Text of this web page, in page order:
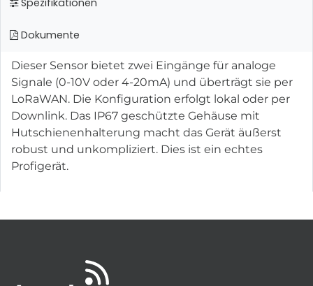
Dokumente
Dieser Sensor bietet zwei Eingänge für analoge
Signale (0-10V oder 4-20mA) und überträgt sie per
LoRaWAN. Die Konfiguration erfolgt lokal oder per
Downlink. Das IP67 geschützte Gehäuse mit
Hutschienenhalterung macht das Gerät äußerst
robust und unkompliziert. Dies ist ein echtes
Profigerät.